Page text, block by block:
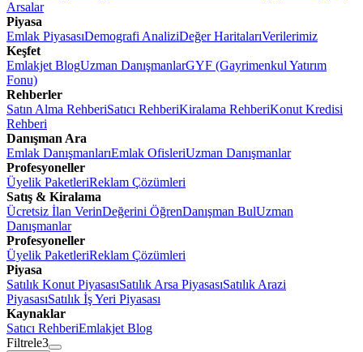
Arsalar
Piyasa
Emlak PiyasasıDemografi AnaliziDeğer HaritalarıVerilerimiz
Keşfet
Emlakjet BlogUzman DanışmanlarGYF (Gayrimenkul Yatırım
Fonu)
Rehberler
Satın Alma RehberiSatıcı RehberiKiralama RehberiKonut Kredisi
Rehberi
Danışman Ara
Emlak DanışmanlarıEmlak OfisleriUzman Danışmanlar
Profesyoneller
Üyelik PaketleriReklam Çözümleri
Satış & Kiralama
Ücretsiz İlan VerinDeğerini ÖğrenDanışman BulUzman
Danışmanlar
Profesyoneller
Üyelik PaketleriReklam Çözümleri
Piyasa
Satılık Konut PiyasasıSatılık Arsa PiyasasıSatılık Arazi
PiyasasıSatılık İş Yeri Piyasası
Kaynaklar
Satıcı RehberiEmlakjet Blog
Filtrele3